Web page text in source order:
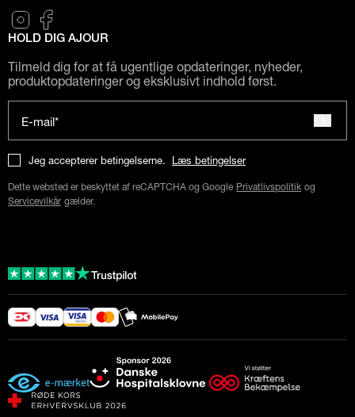
HOLD DIG AJOUR
Tilmeld dig for at få ugentlige opdateringer, nyheder,
produktopdateringer og eksklusivt indhold først.
E-mail*
Jeg accepterer betingelserne. Læs betingelser
Dette websted er beskyttet af reCAPTCHA og Google Privatlivspolitik og
Servicevilkår gælder.